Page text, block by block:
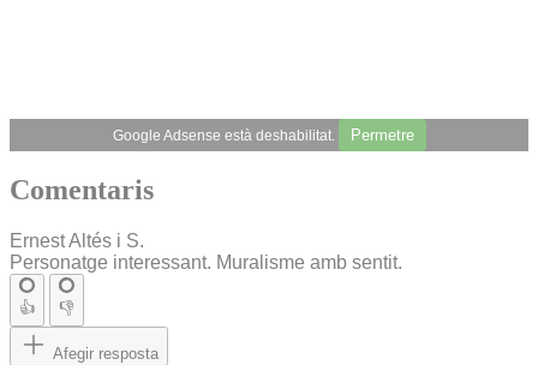
Google Adsense està deshabilitat. Permetre
Comentaris
Ernest Altés i S.
Personatge interessant. Muralisme amb sentit.
👍 👎
Afegir resposta